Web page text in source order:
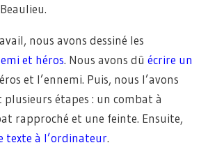
nous avons dessiné les
et héros. Nous avons dû écrire un
et l’ennemi. Puis, nous l’avons
étapes : un combat à
rapproché et une feinte. Ensuite,
texte à l’ordinateur.